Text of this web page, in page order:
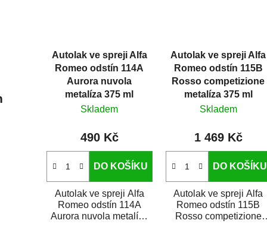
Autolak ve spreji Alfa
Romeo odstín 114A
Aurora nuvola
metalíza 375 ml
Skladem
490 Kč
DO KOŠÍKU
Autolak ve spreji Alfa
Romeo odstín 114A
Aurora nuvola metalíza
Autolak ve spreji Alfa
Romeo odstín 115B
Rosso competizione
metalíza 375 ml
Skladem
1 469 Kč
DO KOŠÍKU
Autolak ve spreji Alfa
Romeo odstín 115B
Rosso competizione